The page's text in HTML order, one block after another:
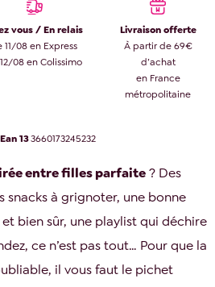
vous / En relais
11/08 en Express
08 en Colissimo
Livraison offerte
À partir de 69€
d’achat
en France
métropolitaine
133660173245232
entre filles parfaite? Des
snacks à grignoter, une bonne
bien sûr, une playlist qui déchire
ce n’est pas tout… Pour que la
il vous faut le pichet